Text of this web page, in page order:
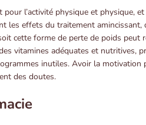
pour l’activité physique et physique,
les effets du traitement amincissant,
cette forme de perte de poids peut
vitamines adéquates et nutritives,
inutiles. Avoir la motivation
des doutes.